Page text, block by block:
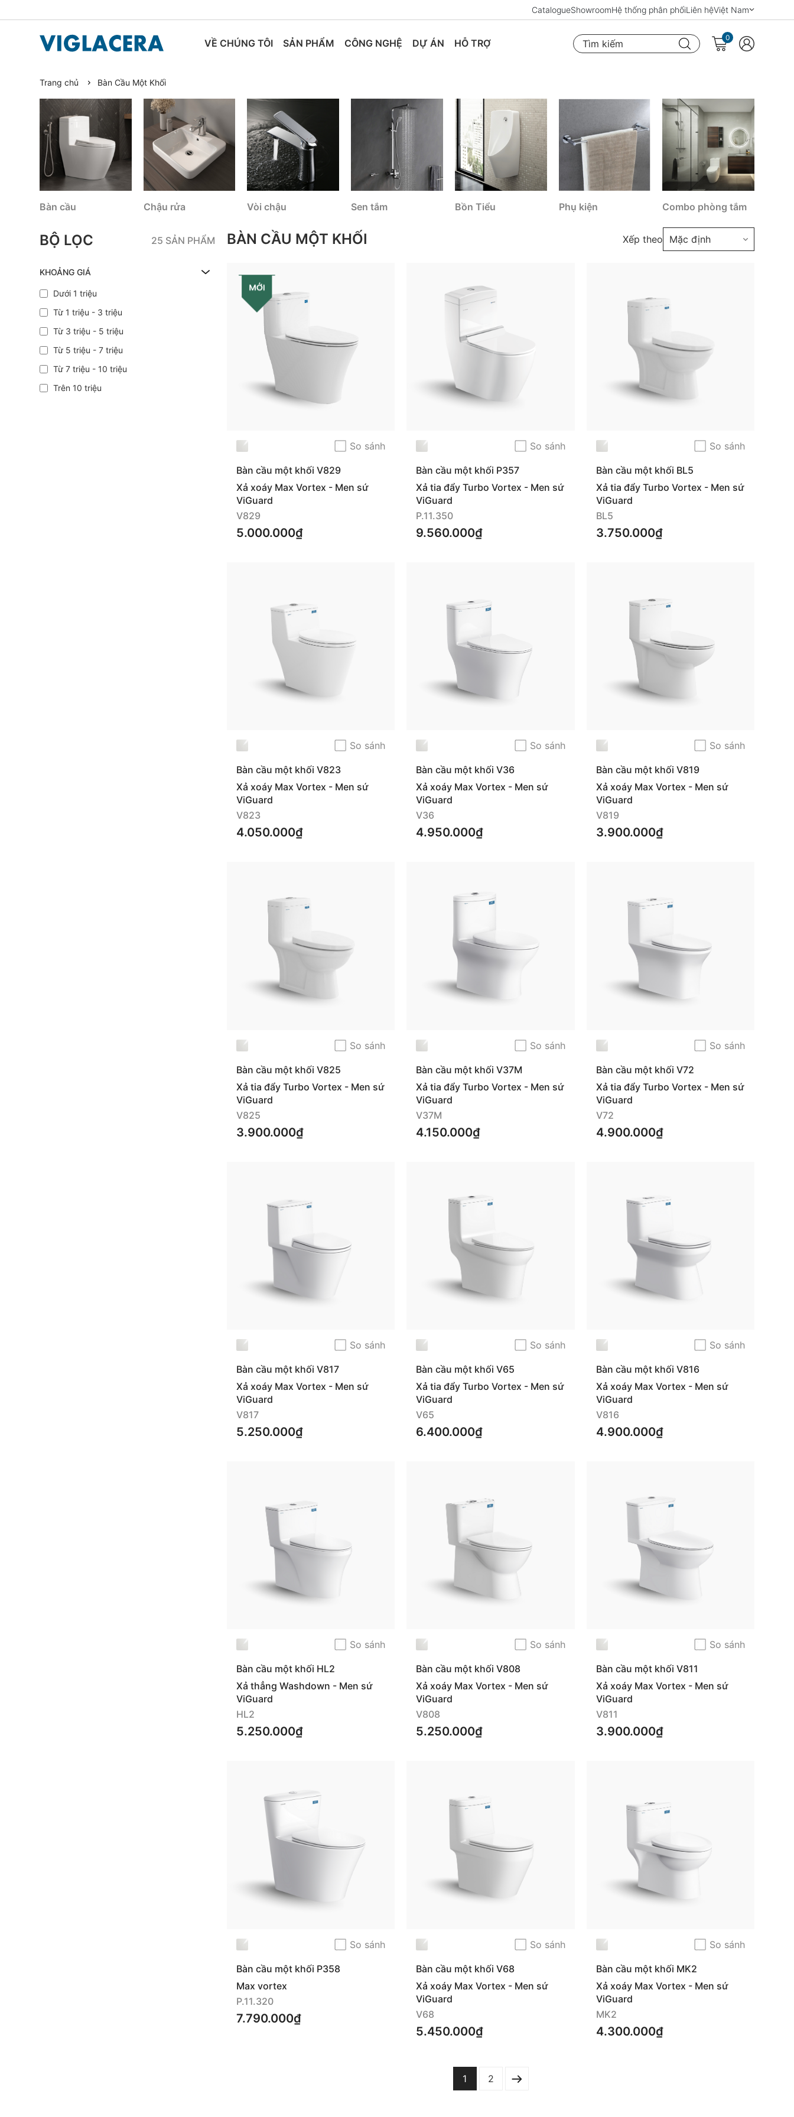
CatalogueShowroomHệ thống phân phốiLiên hệViệt Nam
VỀ CHÚNG TÔI SẢN PHẨM CÔNG NGHỆ DỰ ÁN HỖ TRỢ Tìm kiếm
0
Trang chủ Bàn Cầu Một Khối
Bàn cầu Chậu rửa Vòi chậu Sen tắm Bồn Tiểu Phụ kiện Combo phòng tắm
BỘ LỌC 25 SẢN PHẨM
KHOẢNG GIÁ
Dưới 1 triệu
Từ 1 triệu - 3 triệu
Từ 3 triệu - 5 triệu
Từ 5 triệu - 7 triệu
Từ 7 triệu - 10 triệu
Trên 10 triệu
BÀN CẦU MỘT KHỐI Xếp theo Mặc định
So sánh
Bàn cầu một khối V829
Xả xoáy Max Vortex - Men sứ
ViGuard
V829
5.000.000₫
So sánh
Bàn cầu một khối P357
(P.11.350)
Xả tia đẩy Turbo Vortex - Men sứ
ViGuard
P.11.350
9.560.000₫
So sánh
Bàn cầu một khối BL5
Xả tia đẩy Turbo Vortex - Men sứ
ViGuard
BL5
3.750.000₫
So sánh
Bàn cầu một khối V823
Xả xoáy Max Vortex - Men sứ
ViGuard
V823
4.050.000₫
So sánh
Bàn cầu một khối V36
Xả xoáy Max Vortex - Men sứ
ViGuard
V36
4.950.000₫
So sánh
Bàn cầu một khối V819
Xả xoáy Max Vortex - Men sứ
ViGuard
V819
3.900.000₫
So sánh
Bàn cầu một khối V825
Xả tia đẩy Turbo Vortex - Men sứ
ViGuard
V825
3.900.000₫
So sánh
Bàn cầu một khối V37M
Xả tia đẩy Turbo Vortex - Men sứ
ViGuard
V37M
4.150.000₫
So sánh
Bàn cầu một khối V72
Xả tia đẩy Turbo Vortex - Men sứ
ViGuard
V72
4.900.000₫
So sánh
Bàn cầu một khối V817
Xả xoáy Max Vortex - Men sứ
ViGuard
V817
5.250.000₫
So sánh
Bàn cầu một khối V65
Xả tia đẩy Turbo Vortex - Men sứ
ViGuard
V65
6.400.000₫
So sánh
Bàn cầu một khối V816
Xả xoáy Max Vortex - Men sứ
ViGuard
V816
4.900.000₫
So sánh
Bàn cầu một khối HL2
Xả thẳng Washdown - Men sứ
ViGuard
HL2
5.250.000₫
So sánh
Bàn cầu một khối V808
Xả xoáy Max Vortex - Men sứ
ViGuard
V808
5.250.000₫
So sánh
Bàn cầu một khối V811
Xả xoáy Max Vortex - Men sứ
ViGuard
V811
3.900.000₫
So sánh
Bàn cầu một khối P358
(P.11.450)
Max vortex
P.11.320
7.790.000₫
So sánh
Bàn cầu một khối V68
Xả xoáy Max Vortex - Men sứ
ViGuard
V68
5.450.000₫
So sánh
Bàn cầu một khối MK2
Xả xoáy Max Vortex - Men sứ
ViGuard
MK2
4.300.000₫
1 2